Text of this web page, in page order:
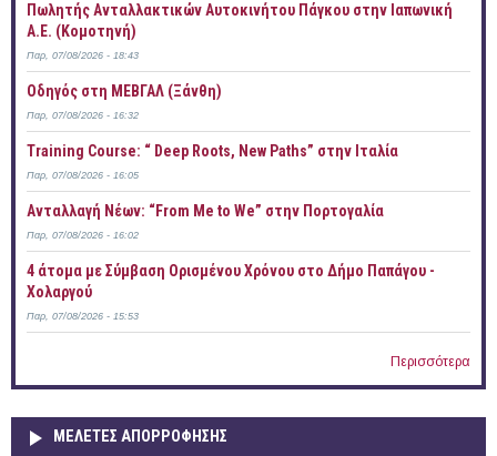
Πωλητής Ανταλλακτικών Αυτοκινήτου Πάγκου στην Ιαπωνική
Α.Ε. (Κομοτηνή)
Παρ, 07/08/2026 - 18:43
Οδηγός στη ΜΕΒΓΑΛ (Ξάνθη)
Παρ, 07/08/2026 - 16:32
Training Course: “ Deep Roots, New Paths” στην Ιταλία
Παρ, 07/08/2026 - 16:05
Ανταλλαγή Νέων: “From Me to We” στην Πορτογαλία
Παρ, 07/08/2026 - 16:02
4 άτομα με Σύμβαση Ορισμένου Χρόνου στο Δήμο Παπάγου -
Χολαργού
Παρ, 07/08/2026 - 15:53
Περισσότερα
ΜΕΛΕΤΕΣ ΑΠΟΡΡΟΦΗΣΗΣ